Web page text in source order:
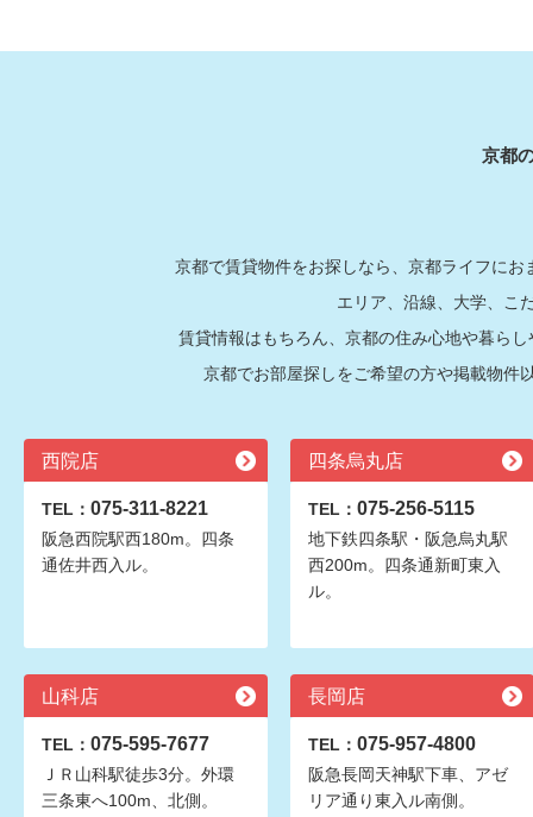
京都
京都で賃貸物件をお探しなら、京都ライフに
エリア、沿線、大学、こ
賃貸情報はもちろん、京都の住み心地や暮ら
京都でお部屋探しをご希望の方や掲載物件
西院店
TEL： 075-311-8221
阪急西院駅西180m。四条
通佐井西入ル。
四条烏丸店
TEL： 075-256-5115
地下鉄四条駅・阪急烏丸駅
西200m。四条通新町東入
ル。
山科店
TEL： 075-595-7677
ＪＲ山科駅徒歩3分。外環
三条東へ100m、北側。
長岡店
TEL： 075-957-4800
阪急長岡天神駅下車、アゼ
リア通り東入ル南側。